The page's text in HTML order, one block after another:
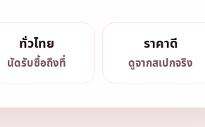
ทั่วไทย
นัดรับซื้อถึงที่
ราคาดี
ดูจากสเปกจริง